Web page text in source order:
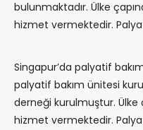
bulunmaktadır. Ülke
hizmet vermektedir.
Singapur’da palyatif
palyatif bakım ünitesi
derneği kurulmuştur. Ülke
hizmet vermektedir.